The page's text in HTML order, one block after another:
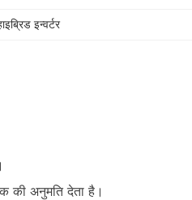
इन्वर्टर
की अनुमति देता है।